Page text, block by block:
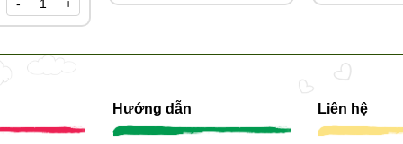
- +
Hướng dẫn Liên hệ